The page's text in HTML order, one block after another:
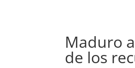
Maduro
de los